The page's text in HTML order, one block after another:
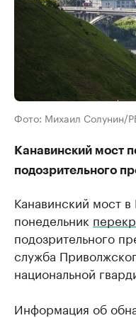
Фото: Михаил Солунин/
Канавинский мост
подозрительного
Канавинский мост
понедельник
подозрительного
служба
национальной
Информация об